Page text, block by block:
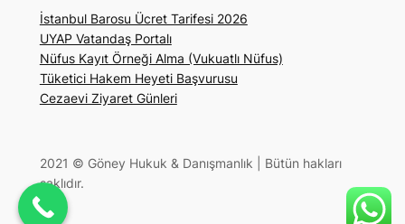
İstanbul Barosu Ücret Tarifesi 2026
UYAP Vatandaş Portalı
Nüfus Kayıt Örneği Alma (Vukuatlı Nüfus)
Tüketici Hakem Heyeti Başvurusu
Cezaevi Ziyaret Günleri
2021 © Göney Hukuk & Danışmanlık | Bütün hakları
saklıdır.